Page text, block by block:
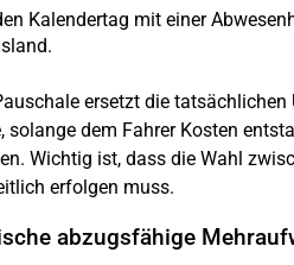
Kalendertag mit einer
ersetzt die
solange dem Fahrer Kosten
Wichtig ist, dass die Wahl
erfolgen muss.
abzugsfähige